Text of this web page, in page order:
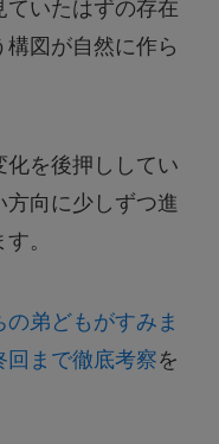
ていたはずの存在
図が自然に作ら
を後押ししてい
向に少しずつ進
。
の弟どもがすみま
回まで徹底考察を